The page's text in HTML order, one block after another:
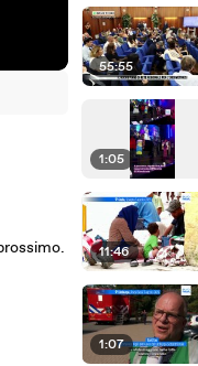
55:55
1:05
11:46
1:07